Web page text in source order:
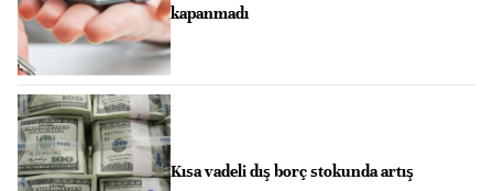
kapanmadı
Kısa vadeli dış borç stokunda artış